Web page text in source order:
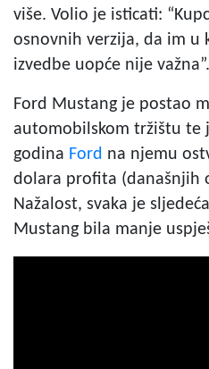
više. Volio je isticati:
osnovnih verzija, da im u
izvedbe uopće nije važna”.
Ford Mustang je postao
automobilskom tržištu te
godina Ford na njemu
dolara profita (današnjih
Nažalost, svaka je
Mustang bila manje